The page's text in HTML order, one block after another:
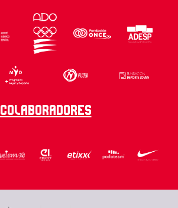
Colaboradores